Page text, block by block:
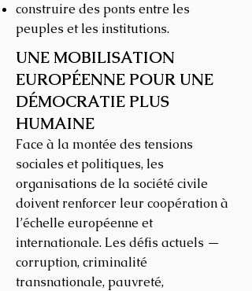
construire des ponts entre les
peuples et les institutions.
UNE MOBILISATION
EUROPÉENNE POUR UNE
DÉMOCRATIE PLUS
HUMAINE
Face à la montée des tensions
sociales et politiques, les
organisations de la société civile
doivent renforcer leur coopération à
l’échelle européenne et
internationale. Les défis actuels —
corruption, criminalité
transnationale, pauvreté,